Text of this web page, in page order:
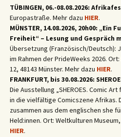
TÜBINGEN, 06.-08.08.2026:
Europastraße. Mehr dazu HIER.
MÜNSTER, 14.08.2026, 20h00: „Ein
Freiheit“ – Lesung und Gespräch
Übersetzung (Französisch/Deutsch):
im Rahmen der PrideWeeks 2026.
12, 48143 Münster. Mehr dazu HIER.
FRANKFURT, bis 30.08.2026:
Die Ausstellung „SHEROES. Comic
in die vielfältige Comicszene Afrikas.
zusammen aus dem englischen she
Held:innen. Ort: Weltkulturen
HIER.